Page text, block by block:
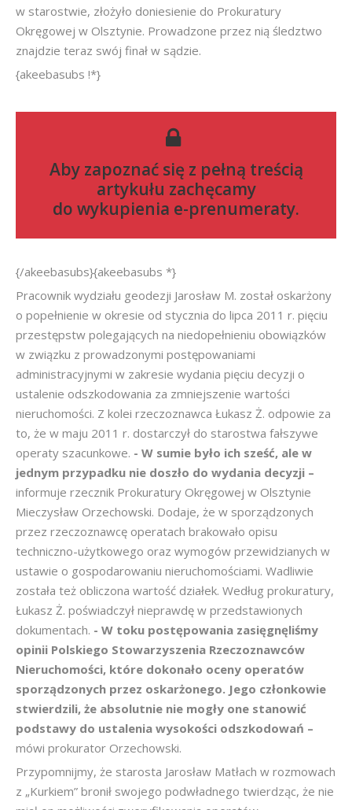
w starostwie, złożyło doniesienie do Prokuratury
Okręgowej w Olsztynie. Prowadzone przez nią śledztwo
znajdzie teraz swój finał w sądzie.
{akeebasubs !*}
Aby zapoznać się z pełną treścią
artykułu zachęcamy
do wykupienia e-prenumeraty.
{/akeebasubs}{akeebasubs *}
Pracownik wydziału geodezji Jarosław M. został oskarżony
o popełnienie w okresie od stycznia do lipca 2011 r. pięciu
przestępstw polegających na niedopełnieniu obowiązków
w związku z prowadzonymi postępowaniami
administracyjnymi w zakresie wydania pięciu decyzji o
ustalenie odszkodowania za zmniejszenie wartości
nieruchomości. Z kolei rzeczoznawca Łukasz Ż. odpowie za
to, że w maju 2011 r. dostarczył do starostwa fałszywe
operaty szacunkowe. - W sumie było ich sześć, ale w
jednym przypadku nie doszło do wydania decyzji –
informuje rzecznik Prokuratury Okręgowej w Olsztynie
Mieczysław Orzechowski. Dodaje, że w sporządzonych
przez rzeczoznawcę operatach brakowało opisu
techniczno-użytkowego oraz wymogów przewidzianych w
ustawie o gospodarowaniu nieruchomościami. Wadliwie
została też obliczona wartość działek. Według prokuratury,
Łukasz Ż. poświadczył nieprawdę w przedstawionych
dokumentach. - W toku postępowania zasięgnęliśmy
opinii Polskiego Stowarzyszenia Rzeczoznawców
Nieruchomości, które dokonało oceny operatów
sporządzonych przez oskarżonego. Jego członkowie
stwierdzili, że absolutnie nie mogły one stanowić
podstawy do ustalenia wysokości odszkodowań –
mówi prokurator Orzechowski.
Przypomnijmy, że starosta Jarosław Matłach w rozmowach
z „Kurkiem” bronił swojego podwładnego twierdząc, że nie